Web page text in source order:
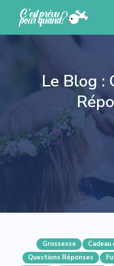
Le Blog :
Grossesse Cadeau
Questions Réponses